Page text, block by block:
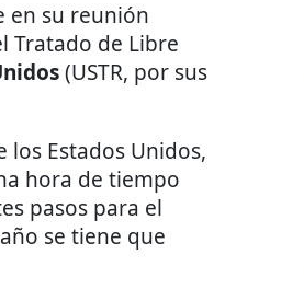
en su reunión
Tratado de Libre
(USTR, por sus
los Estados Unidos,
hora de tiempo
pasos para el
se tiene que